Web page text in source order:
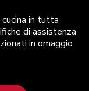
in tutta
di assistenza
in omaggio